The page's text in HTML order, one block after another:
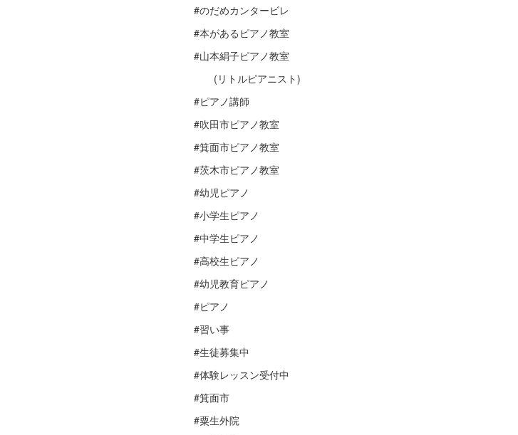
#のだめカンタービレ
#本があるピアノ教室
#山本絹子ピアノ教室
(リトルピアニスト)
#ピアノ講師
#吹田市ピアノ教室
#箕面市ピアノ教室
#茨木市ピアノ教室
#幼児ピアノ
#小学生ピアノ
#中学生ピアノ
#高校生ピアノ
#幼児教育ピアノ
#ピアノ
#習い事
#生徒募集中
#体験レッスン受付中
#箕面市
#粟生外院